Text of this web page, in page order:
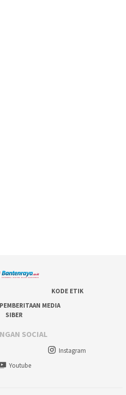
KODE ETIK
MEDIA
SIBER
SOCIAL
Instagram
Youtube